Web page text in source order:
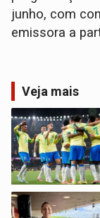
junho, com
emissora a
Veja mais